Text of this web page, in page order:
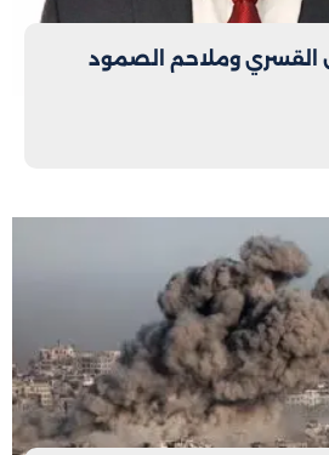
القسري وملاحم الصمود